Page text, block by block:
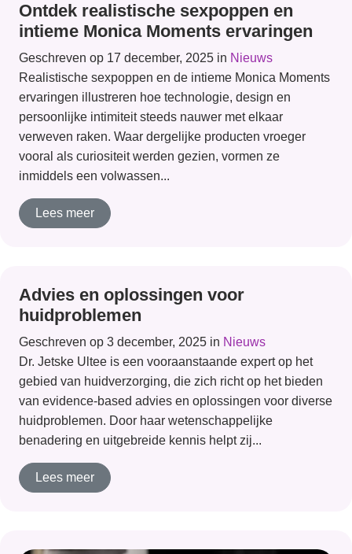
Ontdek realistische sexpoppen en
intieme Monica Moments ervaringen
Geschreven op 17 december, 2025 in Nieuws
Realistische sexpoppen en de intieme Monica Moments
ervaringen illustreren hoe technologie, design en
persoonlijke intimiteit steeds nauwer met elkaar
verweven raken. Waar dergelijke producten vroeger
vooral als curiositeit werden gezien, vormen ze
inmiddels een volwassen...
Lees meer
Advies en oplossingen voor
huidproblemen
Geschreven op 3 december, 2025 in Nieuws
Dr. Jetske Ultee is een vooraanstaande expert op het
gebied van huidverzorging, die zich richt op het bieden
van evidence-based advies en oplossingen voor diverse
huidproblemen. Door haar wetenschappelijke
benadering en uitgebreide kennis helpt zij...
Lees meer